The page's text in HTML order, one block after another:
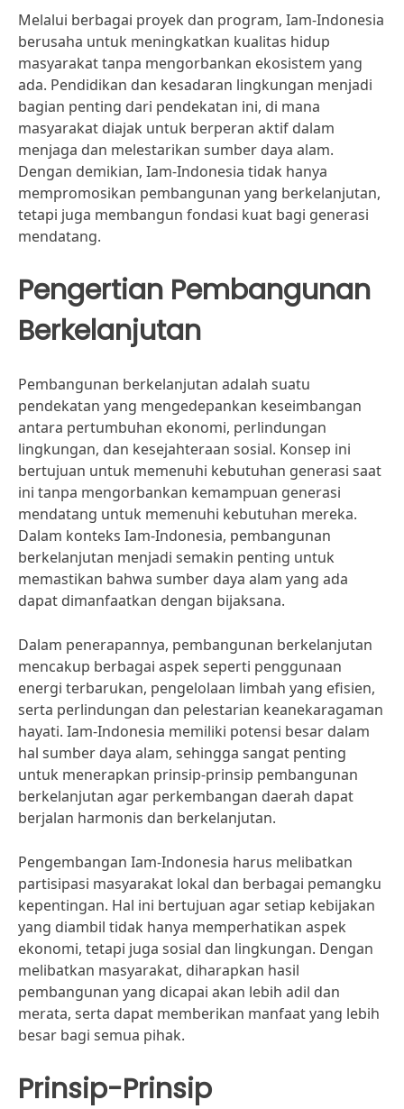
Melalui berbagai proyek dan program, Iam-Indonesia
berusaha untuk meningkatkan kualitas hidup
masyarakat tanpa mengorbankan ekosistem yang
ada. Pendidikan dan kesadaran lingkungan menjadi
bagian penting dari pendekatan ini, di mana
masyarakat diajak untuk berperan aktif dalam
menjaga dan melestarikan sumber daya alam.
Dengan demikian, Iam-Indonesia tidak hanya
mempromosikan pembangunan yang berkelanjutan,
tetapi juga membangun fondasi kuat bagi generasi
mendatang.
Pengertian Pembangunan
Berkelanjutan
Pembangunan berkelanjutan adalah suatu
pendekatan yang mengedepankan keseimbangan
antara pertumbuhan ekonomi, perlindungan
lingkungan, dan kesejahteraan sosial. Konsep ini
bertujuan untuk memenuhi kebutuhan generasi saat
ini tanpa mengorbankan kemampuan generasi
mendatang untuk memenuhi kebutuhan mereka.
Dalam konteks Iam-Indonesia, pembangunan
berkelanjutan menjadi semakin penting untuk
memastikan bahwa sumber daya alam yang ada
dapat dimanfaatkan dengan bijaksana.
Dalam penerapannya, pembangunan berkelanjutan
mencakup berbagai aspek seperti penggunaan
energi terbarukan, pengelolaan limbah yang efisien,
serta perlindungan dan pelestarian keanekaragaman
hayati. Iam-Indonesia memiliki potensi besar dalam
hal sumber daya alam, sehingga sangat penting
untuk menerapkan prinsip-prinsip pembangunan
berkelanjutan agar perkembangan daerah dapat
berjalan harmonis dan berkelanjutan.
Pengembangan Iam-Indonesia harus melibatkan
partisipasi masyarakat lokal dan berbagai pemangku
kepentingan. Hal ini bertujuan agar setiap kebijakan
yang diambil tidak hanya memperhatikan aspek
ekonomi, tetapi juga sosial dan lingkungan. Dengan
melibatkan masyarakat, diharapkan hasil
pembangunan yang dicapai akan lebih adil dan
merata, serta dapat memberikan manfaat yang lebih
besar bagi semua pihak.
Prinsip-Prinsip